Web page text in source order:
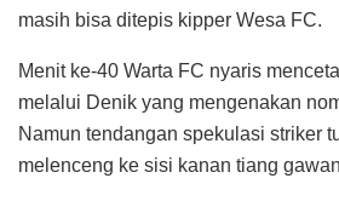
masih bisa ditepis kipper Wesa FC.
Menit ke-40 Warta FC nyaris
melalui Denik yang mengenakan
Namun tendangan spekulasi striker
melenceng ke sisi kanan tiang